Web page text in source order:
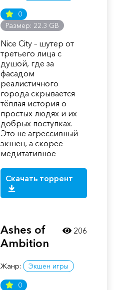
0
Размер: 22.3 GB
Nice City – шутер от
третьего лица с
душой, где за
фасадом
реалистичного
города скрывается
тёплая история о
простых людях и их
добрых поступках.
Это не агрессивный
экшен, а скорее
медитативное
Скачать торрент
Ashes of
Ambition
Жанр: Экшен игры
0
206